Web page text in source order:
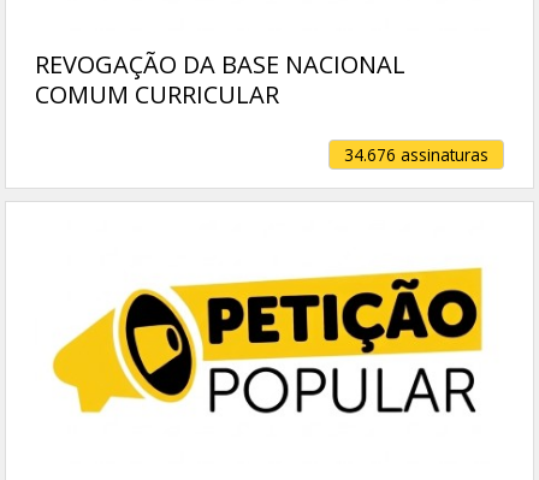
REVOGAÇÃO DA BASE NACIONAL
COMUM CURRICULAR
34.676 assinaturas